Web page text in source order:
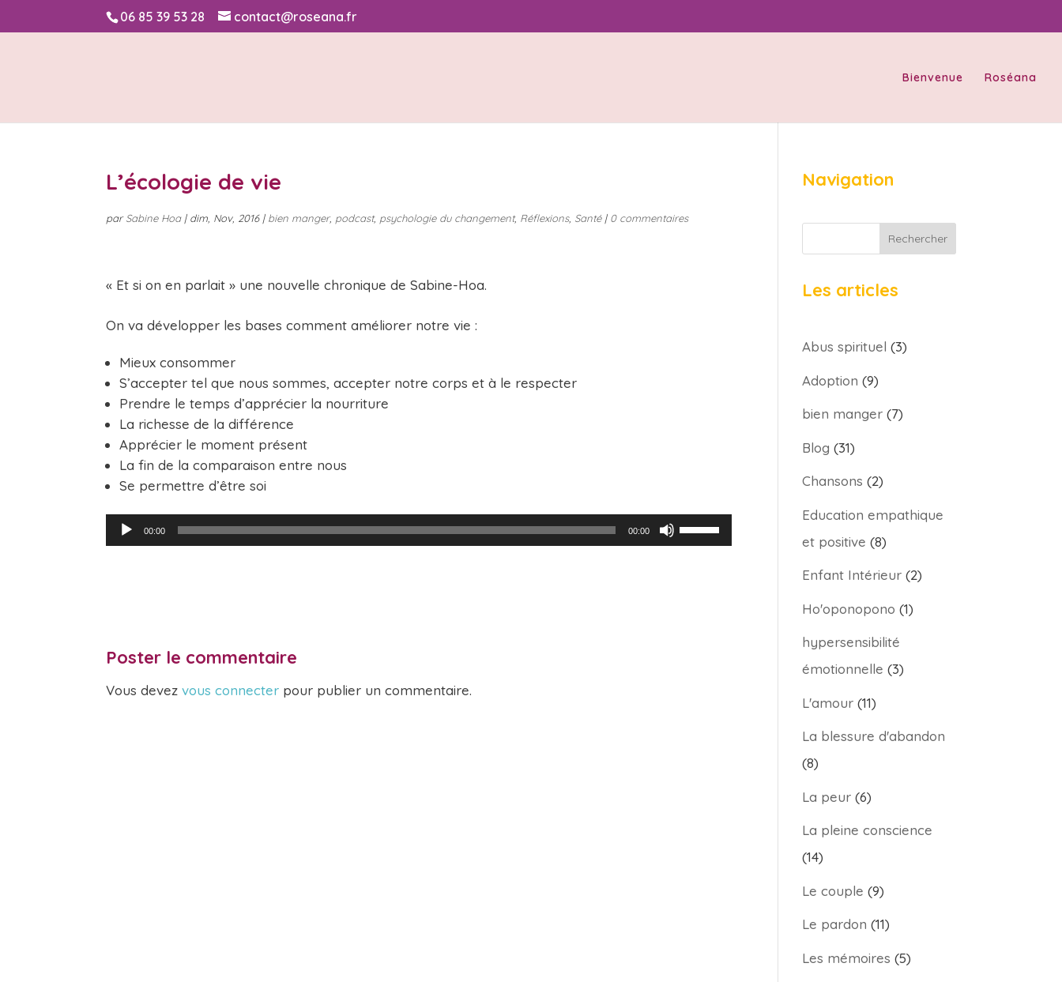
06 85 39 53 28 contact@roseana.fr
Bienvenue Roséana
L’écologie de vie
parSabine Hoa| dim, Nov, 2016| bien manger, podcast, psychologie du changement, Réflexions, Santé| 0 commentaires
« Et si on en parlait » une nouvelle chronique de Sabine-Hoa.
On va développer les bases comment améliorer notre vie :
Mieux consommer
S’accepter tel que nous sommes, accepter notre corps et à le respecter
Prendre le temps d’apprécier la nourriture
La richesse de la différence
Apprécier le moment présent
La fin de la comparaison entre nous
Se permettre d’être soi
Lecteur00:00 00:00
Utilisez
Poster le commentaire
Vous devezvous connecter pour publier un commentaire.
Navigation
Rechercher
Les articles
Abus spirituel (3)
Adoption (9)
bien manger (7)
Blog (31)
Chansons (2)
Education empathique
et positive (8)
Enfant Intérieur (2)
Ho'oponopono (1)
hypersensibilité
émotionnelle (3)
L'amour (11)
La blessure d'abandon
(8)
La peur (6)
La pleine conscience
(14)
Le couple (9)
Le pardon (11)
Les mémoires (5)